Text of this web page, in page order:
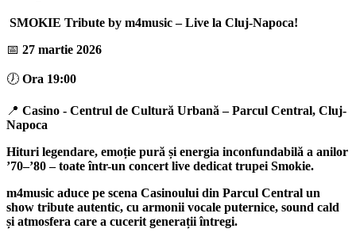
SMOKIE Tribute by m4music – Live la Cluj-Napoca!
📅 27 martie 2026
🕖 Ora 19:00
📍 Casino - Centrul de Cultură Urbană – Parcul Central, Cluj-
Napoca
Hituri legendare, emoție pură și energia inconfundabilă a anilor
’70–’80 – toate într-un concert live dedicat trupei Smokie.
m4music aduce pe scena Casinoului din Parcul Central un
show tribute autentic, cu armonii vocale puternice, sound cald
și atmosfera care a cucerit generații întregi.